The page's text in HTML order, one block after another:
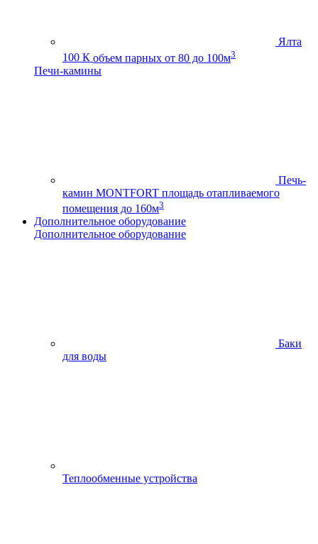
Ялта
100 К объем парных от 80 до 100м3
Печи-камины
Печь-
камин MONTFORT площадь отапливаемого
помещения до 160м3
Дополнительное оборудование
Дополнительное оборудование
Баки
для воды
Теплообменные устройства